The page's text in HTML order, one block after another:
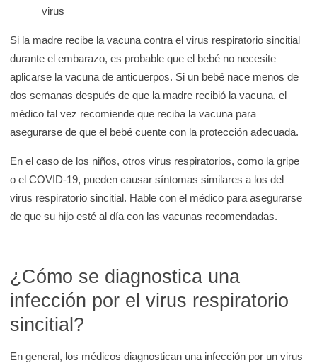
virus
Si la madre recibe la vacuna contra el virus respiratorio sincitial
durante el embarazo, es probable que el bebé no necesite
aplicarse la vacuna de anticuerpos. Si un bebé nace menos de
dos semanas después de que la madre recibió la vacuna, el
médico tal vez recomiende que reciba la vacuna para
asegurarse de que el bebé cuente con la protección adecuada.
En el caso de los niños, otros virus respiratorios, como la gripe
o el COVID-19, pueden causar síntomas similares a los del
virus respiratorio sincitial. Hable con el médico para asegurarse
de que su hijo esté al día con las vacunas recomendadas.
¿Cómo se diagnostica una
infección por el virus respiratorio
sincitial?
En general, los médicos diagnostican una infección por un virus